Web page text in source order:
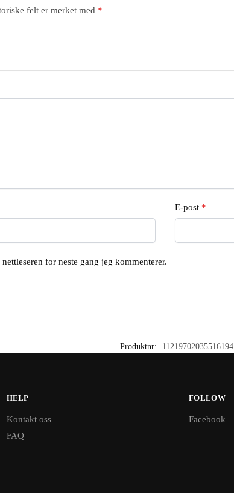
felt er merket med *
E-post *
for neste gang jeg kommenterer.
Produktnr: 11219702035516194
HELP
Kontakt oss
FAQ
FOLLOW
Facebook